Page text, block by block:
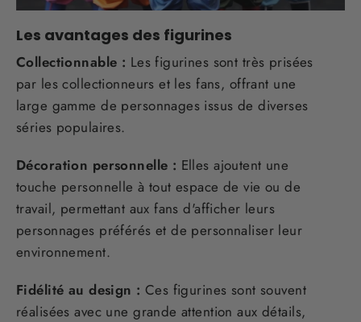
Les avantages des figurines
Collectionnable : Les figurines sont très prisées
par les collectionneurs et les fans, offrant une
large gamme de personnages issus de diverses
séries populaires.
Décoration personnelle : Elles ajoutent une
touche personnelle à tout espace de vie ou de
travail, permettant aux fans d'afficher leurs
personnages préférés et de personnaliser leur
environnement.
Fidélité au design : Ces figurines sont souvent
réalisées avec une grande attention aux détails,